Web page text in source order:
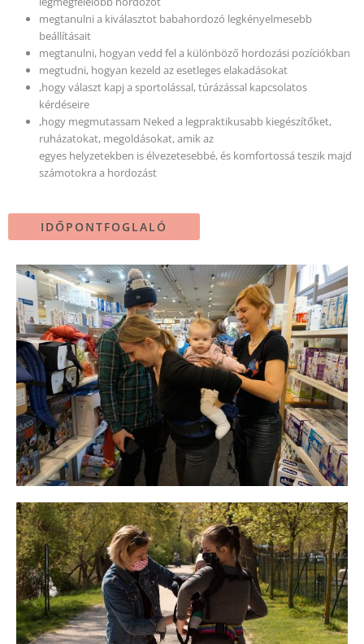
megtanulni a kiválasztot babahordozó legkényelmesebb
beállításait
megtanulni, hogyan vedd fel a különböző hordozási pozíciókban
megtudni, hogyan kezeld az esetleges elakadásokat
,hogy választ kapj a sportolással, túrázással kapcsolatos
kérdéseire
,hogy megmutassam Neked a legpraktikusabb kiegészítőket,
ruházatokat, megoldásokat, amik az
egyes helyzetekben is élvezetesebbé, és komfortossá teszik majd
számotokra a hordozást
IDŐPONTFOGLALÓ